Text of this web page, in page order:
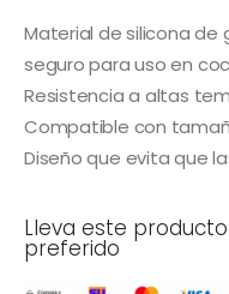
Material de silicona de
seguro para uso en
Resistencia a altas
Compatible con
Diseño que evita que
Lleva este
preferido